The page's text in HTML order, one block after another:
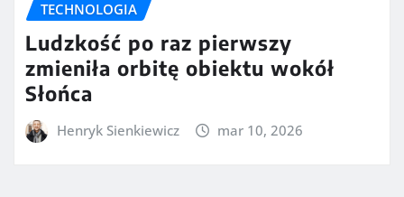
TECHNOLOGIA
Ludzkość po raz pierwszy
zmieniła orbitę obiektu wokół
Słońca
Henryk Sienkiewicz mar 10, 2026